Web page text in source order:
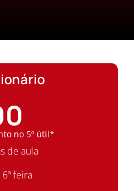
no 5º útil*
de aula
6ª feira